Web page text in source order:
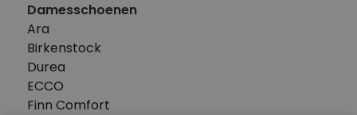
Damesschoenen
Ara
Birkenstock
Durea
ECCO
Finn Comfort